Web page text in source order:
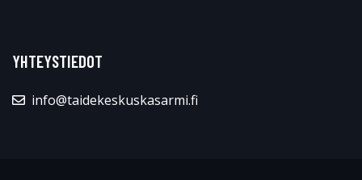
YHTEYSTIEDOT
info@taidekeskuskasarmi.fi